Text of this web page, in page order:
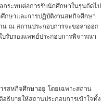
ระทบต่อการรับนักศึกษาในรุ่นถัดไป
กษาและการปฏิบัติงานสหกิจศึกษา
น ณ สถานประกอบการจะขอลาออก
บรับรองแพทย์ประกอบการพิจารณา
รสหกิจศึกษาอยู่ โดยเฉพาะสถาน
ธิบายให้สถานประกอบการเข้าใจทั้ง